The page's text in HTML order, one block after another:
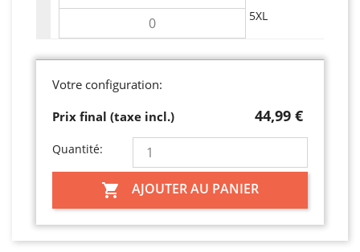
5XL
Votre configuration:
Prix final (taxe incl.)
44,99 €
Quantité:
 AJOUTER AU PANIER